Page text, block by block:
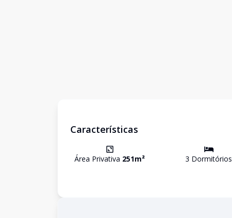
Características
Área Privativa 251m² 3 Dormitórios